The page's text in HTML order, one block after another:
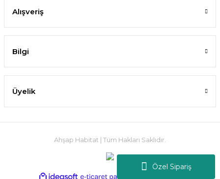
Özel Sipariş
Alışveriş
Bilgi
Üyelik
Ahşap Habitat | Tüm Hakları Saklıdır.
ideasoft